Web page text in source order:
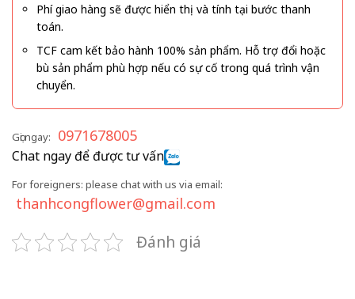
Phí giao hàng sẽ được hiển thị và tính tại bước thanh
toán.
TCF cam kết bảo hành 100% sản phẩm. Hỗ trợ đổi hoặc
bù sản phẩm phù hợp nếu có sự cố trong quá trình vận
chuyển.
Gọi ngay: 0971678005
Chat ngay để được tư vấn
For foreigners: please chat with us via email:
thanhcongflower@gmail.com
Đánh giá